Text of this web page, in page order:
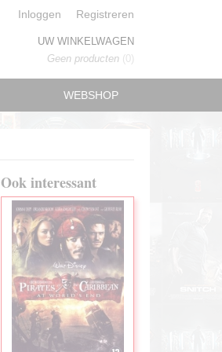
Inloggen Registreren
UW WINKELWAGEN
Geen producten (0)
WEBSHOP
Ook interessant